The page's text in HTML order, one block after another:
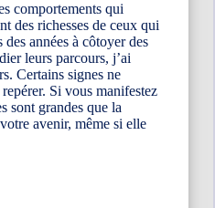
comportements qui
des richesses de ceux qui
années à côtoyer des
leurs parcours, j’ai
Certains signes ne
Si vous manifestez
sont grandes que la
avenir, même si elle